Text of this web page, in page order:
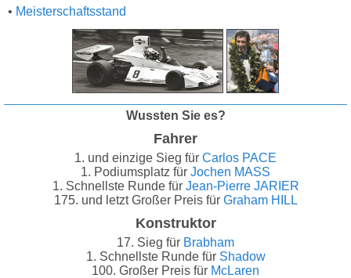
• Meisterschaftsstand
Wussten Sie es?
Fahrer
1. und einzige Sieg für Carlos PACE
1. Podiumsplatz für Jochen MASS
1. Schnellste Runde für Jean-Pierre JARIER
175. und letzt Großer Preis für Graham HILL
Konstruktor
17. Sieg für Brabham
1. Schnellste Runde für Shadow
100. Großer Preis für McLaren